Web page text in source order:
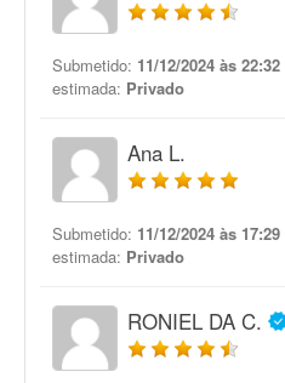
Submetido: 11/12/2024 às 22:32
estimada: Privado
Ana L.
Submetido: 11/12/2024 às 17:29
estimada: Privado
RONIEL DA C.